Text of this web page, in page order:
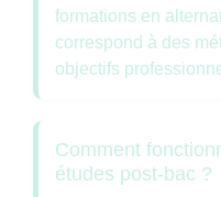
formations en
correspond à des
objectifs
Comment
études post-bac ?